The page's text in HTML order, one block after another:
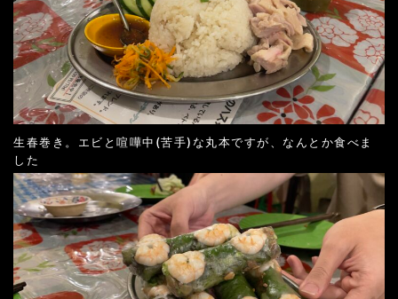
生春巻き。エビと喧嘩中(苦手)な丸本ですが、なんとか食べま
した